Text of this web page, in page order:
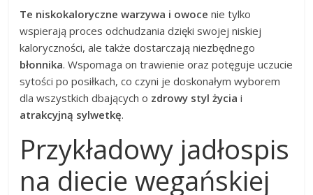
Te niskokaloryczne warzywa i owoce nie tylko
wspierają proces odchudzania dzięki swojej niskiej
kaloryczności, ale także dostarczają niezbędnego
błonnika. Wspomaga on trawienie oraz potęguje uczucie
sytości po posiłkach, co czyni je doskonałym wyborem
dla wszystkich dbających o zdrowy styl życia i
atrakcyjną sylwetkę.
Przykładowy jadłospis
na diecie wegańskiej